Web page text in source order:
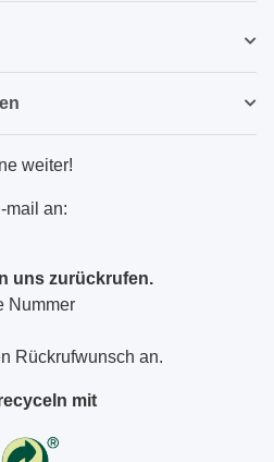
weiter!
mail an:
uns zurückrufen.
Nummer
Rückrufwunsch an.
mit